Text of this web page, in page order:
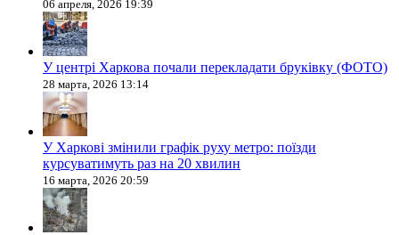
06 апреля, 2026 19:39
У центрі Харкова почали перекладати бруківку (ФОТО)
28 марта, 2026 13:14
У Харкові змінили графік руху метро: поїзди
курсуватимуть раз на 20 хвилин
16 марта, 2026 20:59